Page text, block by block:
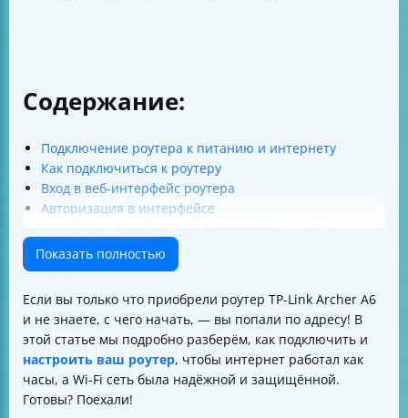
Содержание:
Подключение роутера к питанию и интернету
Как подключиться к роутеру
Вход в веб-интерфейс роутера
Авторизация в интерфейсе
Типы подключения к интернету
Настройка Wi-Fi сети
Сброс настроек роутера
Дополнительные настройки
Родительский контроль и ограничение доступа
Проблемы и их решения
Таблица основных параметров для настройки Wi-Fi
Итог
Показать полностью
Если вы только что приобрели роутер TP-Link Archer A6
и не знаете, с чего начать, — вы попали по адресу! В
этой статье мы подробно разберём, как подключить и
настроить ваш роутер, чтобы интернет работал как
часы, а Wi-Fi сеть была надёжной и защищённой.
Готовы? Поехали!